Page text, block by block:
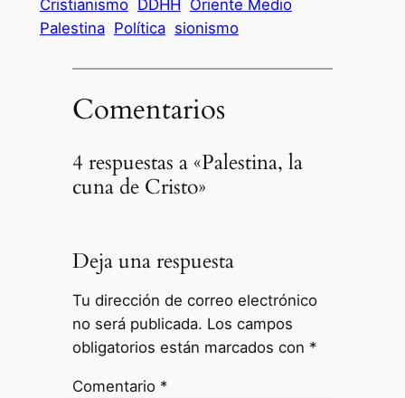
Cristianismo DDHH
Oriente Medio
Palestina Política sionismo
Comentarios
4 respuestas a «Palestina, la
cuna de Cristo»
Deja una respuesta
Tu dirección de correo electrónico
no será publicada. Los campos
obligatorios están marcados con *
Comentario *